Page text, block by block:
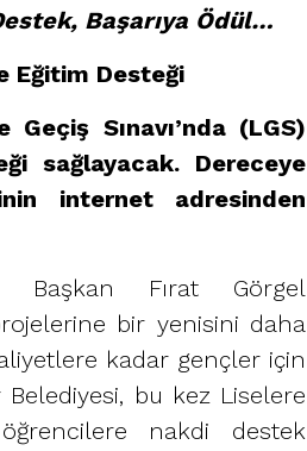
Başarıya Ödül…
Eğitim Desteği
Sınavı’nda (LGS)
sağlayacak. Dereceye
internet adresinden
Başkan Fırat Görgel
bir yenisini daha
kadar gençler için
bu kez Liselere
öğrencilere nakdi destek